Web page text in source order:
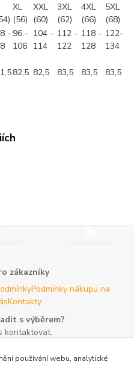
XL
(56)
XXL
(60)
3XL
(62)
4XL
(66)
5XL
(68)
- 96 -
106
104 -
114
112 -
122
118 -
128
122-
134
82,5 82,5 83,5 83,5 83,5
zákazníky
Podmínky nákupu na
Kontakty
s výběrem?
kontaktovat.
používání webu, analytické